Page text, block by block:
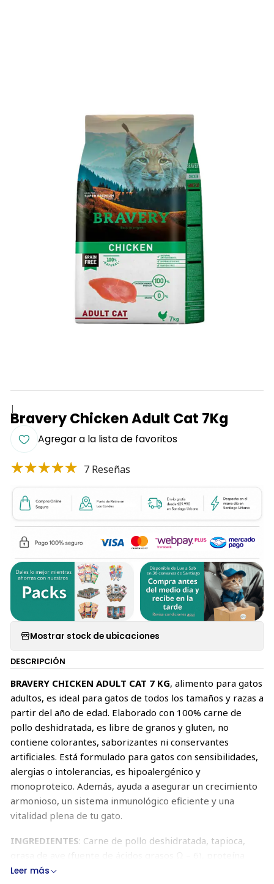
|
Bravery Chicken Adult Cat 7Kg
Agregar a la lista de favoritos
7 Reseñas
Mostrar stock de ubicaciones
DESCRIPCIÓN
BRAVERY CHICKEN ADULT CAT 7 KG, alimento para gatos
adultos, es ideal para gatos de todos los tamaños y razas a
partir del año de edad. Elaborado con 100% carne de
pollo deshidratada, es libre de granos y gluten, no
contiene colorantes, saborizantes ni conservantes
artificiales. Está formulado para gatos con sensibilidades,
alergias o intolerancias, es hipoalergénico y
monoproteico. Además, ayuda a asegurar un crecimiento
armonioso, un sistema inmunológico eficiente y una
vitalidad plena de tu gato.
INGREDIENTES: Carne de pollo deshidratada, tapioca,
hidrolizada de pollo, guisantes, levadura y extracto de
Leer más